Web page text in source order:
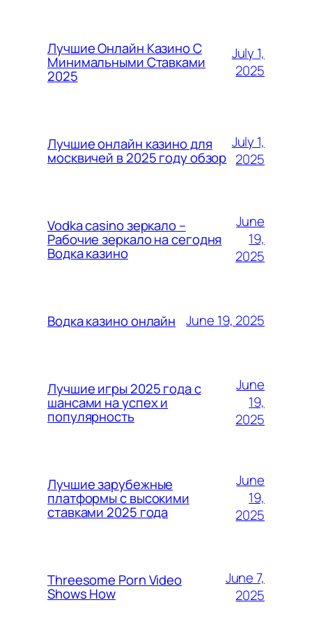
Лучшие Онлайн Казино С
Минимальными Ставками
2025
July 1,
2025
Лучшие онлайн казино для
москвичей в 2025 году обзор
July 1,
2025
Vodka casino зеркало –
Рабочие зеркало на сегодня
Водка казино
June
19,
2025
Водка казино онлайн June 19, 2025
Лучшие игры 2025 года с
шансами на успех и
популярность
June
19,
2025
Лучшие зарубежные
платформы с высокими
ставками 2025 года
June
19,
2025
Threesome Porn Video
Shows How
June 7,
2025